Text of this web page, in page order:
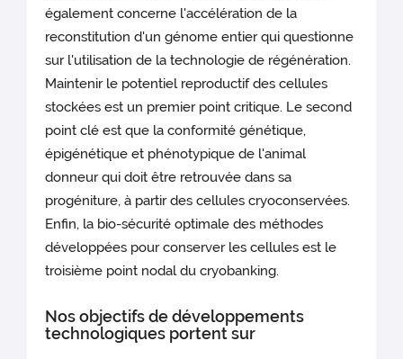
également concerne l'accélération de la
reconstitution d'un génome entier qui questionne
sur l'utilisation de la technologie de régénération.
Maintenir le potentiel reproductif des cellules
stockées est un premier point critique. Le second
point clé est que la conformité génétique,
épigénétique et phénotypique de l'animal
donneur qui doit être retrouvée dans sa
progéniture, à partir des cellules cryoconservées.
Enfin, la bio-sécurité optimale des méthodes
développées pour conserver les cellules est le
troisième point nodal du cryobanking.
Nos objectifs de développements
technologiques portent sur